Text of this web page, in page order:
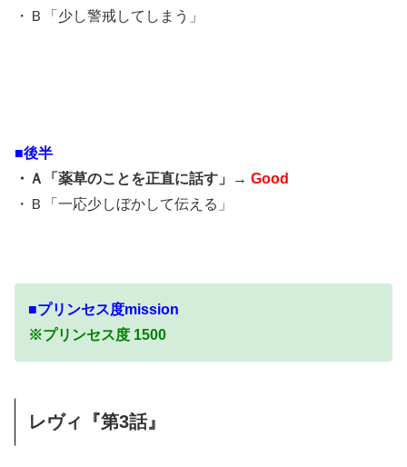
・Ｂ「少し警戒してしまう」
■後半
・Ａ「薬草のことを正直に話す」→ Good
・Ｂ「一応少しぼかして伝える」
■プリンセス度mission
※プリンセス度 1500
レヴィ『第3話』